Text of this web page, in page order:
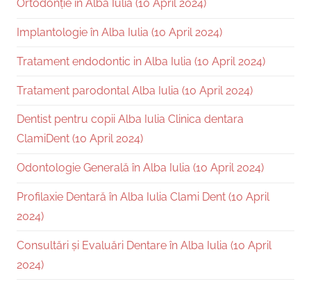
Ortodonție în Alba Iulia (10 April 2024)
Implantologie în Alba Iulia (10 April 2024)
Tratament endodontic in Alba Iulia (10 April 2024)
Tratament parodontal Alba Iulia (10 April 2024)
Dentist pentru copii Alba Iulia Clinica dentara
ClamiDent (10 April 2024)
Odontologie Generală în Alba Iulia (10 April 2024)
Profilaxie Dentară în Alba Iulia Clami Dent (10 April
2024)
Consultări și Evaluări Dentare în Alba Iulia (10 April
2024)